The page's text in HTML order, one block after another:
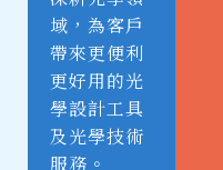
域，為客戶
帶來更便利
更好用的光
學設計工具
及光學技術
服務。